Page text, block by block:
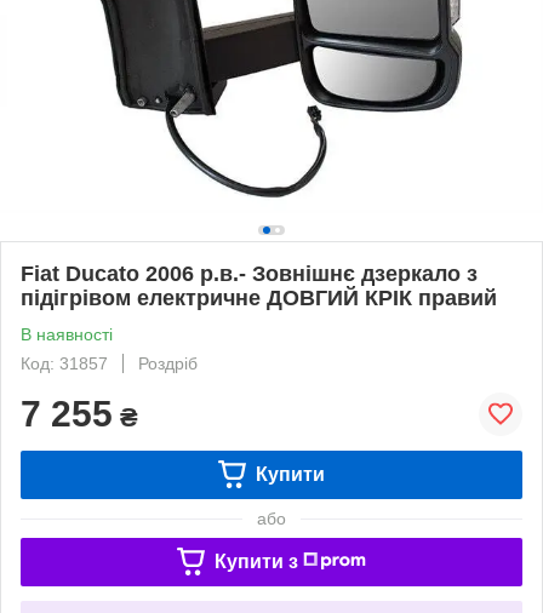
Fiat Ducato 2006 р.в.- Зовнішнє дзеркало з
підігрівом електричне ДОВГИЙ КРІК правий
В наявності
Код: 31857
Роздріб
7 255 ₴
Купити
або
Купити з